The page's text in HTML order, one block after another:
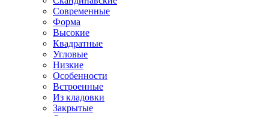
Современные
Форма
Высокие
Квадратные
Угловые
Низкие
Особенности
Встроенные
Из кладовки
Закрытые